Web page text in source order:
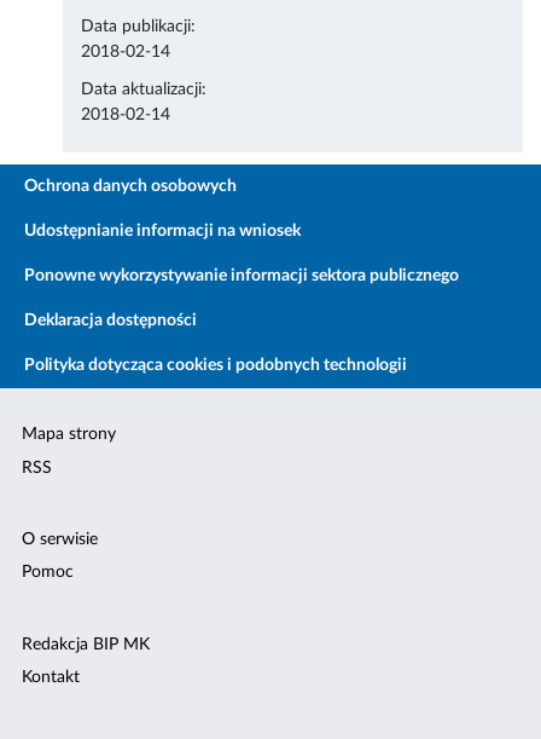
Data publikacji:
2018-02-14
Data aktualizacji:
2018-02-14
Ochrona danych osobowych
Udostępnianie informacji na wniosek
Ponowne wykorzystywanie informacji sektora publicznego
Deklaracja dostępności
Polityka dotycząca cookies i podobnych technologii
Mapa strony
RSS
O serwisie
Pomoc
Redakcja BIP MK
Kontakt